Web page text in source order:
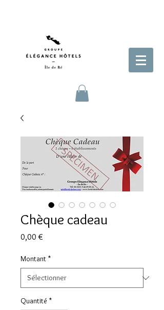
Chèque cadeau
0,00 €
Montant *
Quantité *